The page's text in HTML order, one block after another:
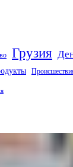
Грузия